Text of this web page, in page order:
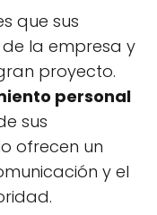
que sus
la empresa y
proyecto.
personal
sus
ofrecen un
y el